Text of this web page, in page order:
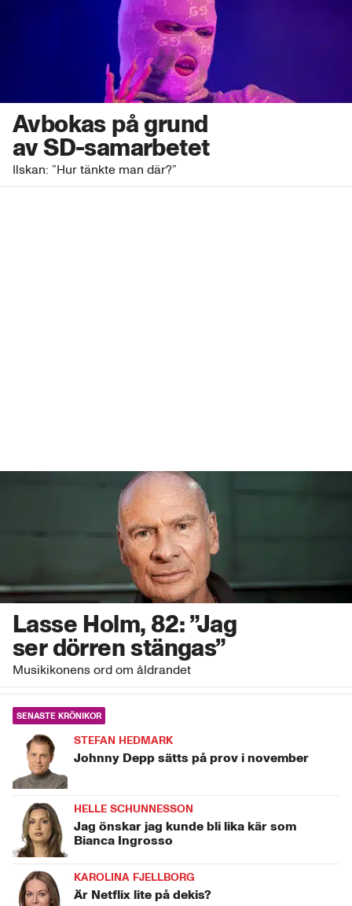
Avbokas på grund
av SD-samarbetet
Ilskan: ”Hur tänkte man där?”
Lasse Holm, 82: ”Jag
ser dörren stängas”
Musikikonens ord om åldrandet
SENASTE KRÖNIKOR
STEFAN HEDMARK
Johnny Depp sätts på prov i november
HELLE SCHUNNESSON
Jag önskar jag kunde bli lika kär som
Bianca Ingrosso
KAROLINA FJELLBORG
Är Netflix lite på dekis?